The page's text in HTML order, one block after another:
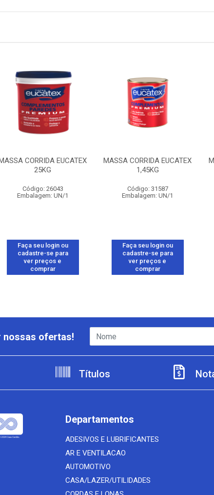
CORRIDA EUCATEX
25KG
Código: 26043
Embalagem: UN/1
Faça seu login ou
cadastre-se para
ver preços e
comprar
MASSA CORRIDA EUCATEX
1,45KG
Código: 31587
Embalagem: UN/1
Faça seu login ou
cadastre-se para
ver preços e
comprar
nossas ofertas!
Títulos
Departamentos
ADESIVOS E LUBRIFICANTES
AR E VENTILACAO
AUTOMOTIVO
CASA/LAZER/UTILIDADES